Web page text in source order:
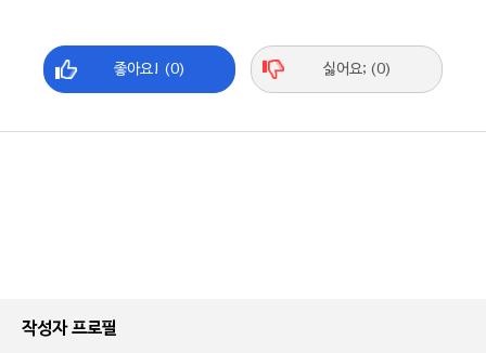
좋아요! (0) 싫어요; (0)
작성자 프로필